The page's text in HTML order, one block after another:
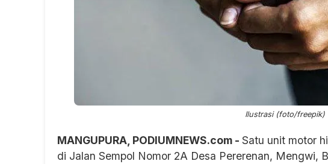
Ilustrasi (foto/freepik)
MANGUPURA, PODIUMNEWS.com - Satu unit motor
di Jalan Sempol Nomor 2A Desa Pererenan, Mengwi,